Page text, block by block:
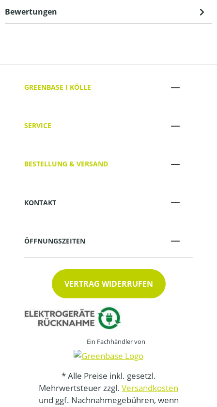
Bewertungen
GREENBASE I KÖLLE
SERVICE
BESTELLUNG & VERSAND
KONTAKT
ÖFFNUNGSZEITEN
VERTRAG WIDERRUFEN
Ein Fachhändler von
* Alle Preise inkl. gesetzl.
Mehrwertsteuer zzgl. Versandkosten
und ggf. Nachnahmegebühren, wenn